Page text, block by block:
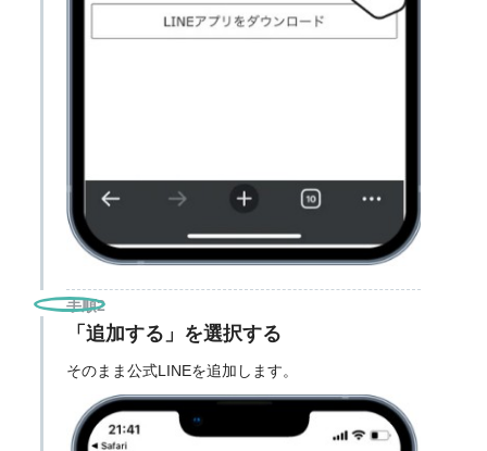
手順2
「追加する」を選択する
そのまま公式LINEを追加します。